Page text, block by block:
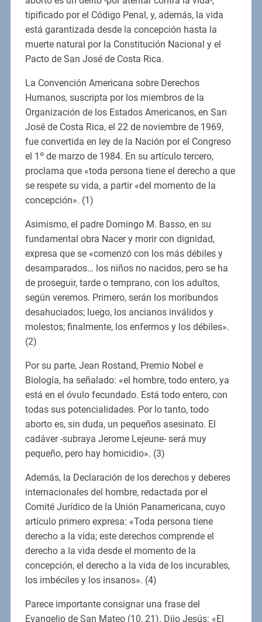
tipificado por el Código Penal, y, además, la vida
está garantizada desde la concepción hasta la
muerte natural por la Constitución Nacional y el
Pacto de San José de Costa Rica.
La Convención Americana sobre Derechos
Humanos, suscripta por los miembros de la
Organización de los Estados Americanos, en San
José de Costa Rica, el 22 de noviembre de 1969,
fue convertida en ley de la Nación por el Congreso
el 1º de marzo de 1984. En su artículo tercero,
proclama que «toda persona tiene el derecho a que
se respete su vida, a partir «del momento de la
concepción». (1)
Asimismo, el padre Domingo M. Basso, en su
fundamental obra Nacer y morir con dignidad,
expresa que se «comenzó con los más débiles y
desamparados… los niños no nacidos, pero se ha
de proseguir, tarde o temprano, con los adultos,
según veremos. Primero, serán los moribundos
desahuciados; luego, los ancianos inválidos y
molestos; finalmente, los enfermos y los débiles».
(2)
Por su parte, Jean Rostand, Premio Nobel e
Biología, ha señalado: «el hombre, todo entero, ya
está en el óvulo fecundado. Está todo entero, con
todas sus potencialidades. Por lo tanto, todo
aborto es, sin duda, un pequeños asesinato. El
cadáver -subraya Jerome Lejeune- será muy
pequeño, pero hay homicidio». (3)
Además, la Declaración de los derechos y deberes
internacionales del hombre, redactada por el
Comité Jurídico de la Unión Panamericana, cuyo
artículo primero expresa: «Toda persona tiene
derecho a la vida; este derechos comprende el
derecho a la vida desde el momento de la
concepción, el derecho a la vida de los incurables,
los imbéciles y los insanos». (4)
Parece importante consignar una frase del
Evangelio de San Mateo (10, 21). Dijo Jesús: «El